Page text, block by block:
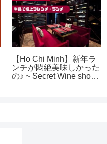
【Ho Chi Minh】新年ラ
ンチが悶絶美味しかった
の♪ ~ Secret Wine shop